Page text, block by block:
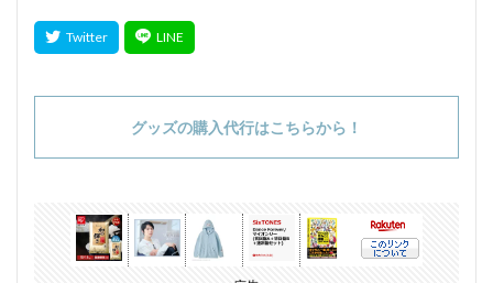
グッズの購入代行はこちらから！